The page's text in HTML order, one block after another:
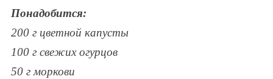
Понадобится:
200 г цветной капусты
100 г свежих огурцов
50 г моркови